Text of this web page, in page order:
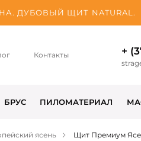
ДУБОВЫЙ ЩИТ NATURAL.
Контакты +
БРУС ПИЛОМАТЕРИАЛ
ясень Щит Премиум